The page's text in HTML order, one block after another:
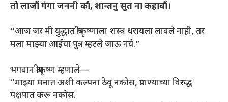
तो लाजौं गंगा जननी कौ, शान्तनु सुत ना कहावौं।
“आज जर मी युद्धात श्रीकृष्णाला शस्त्र धरायला लावले नाही, तर
मला माझ्या आईचा पुत्र म्हटले जाऊ नये.”
भगवान श्रीकृष्ण म्हणाले—
“माझ्या मनात अशी कल्पना ठेवू नकोस, प्राण्याच्या विरुद्ध
पक्षपात करू नकोस.